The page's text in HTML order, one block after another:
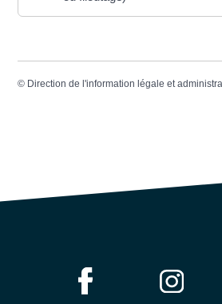
© Direction de l'information légale et